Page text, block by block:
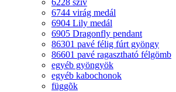
6228 szív
6744 virág medál
6904 Lily medál
6905 Dragonfly pendant
86301 pavé félig fúrt gyöngy
86601 pavé ragasztható félgömb
egyéb gyöngyök
egyéb kabochonok
függõk